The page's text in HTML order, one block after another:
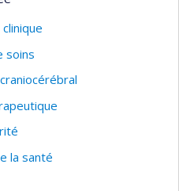
soins
la santé